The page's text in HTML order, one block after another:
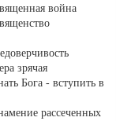
война
зрячая
Бога - вступить в
рассеченных